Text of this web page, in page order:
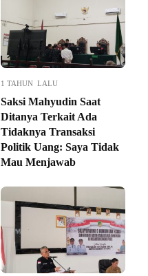
1 TAHUN LALU
Saksi Mahyudin Saat
Ditanya Terkait Ada
Tidaknya Transaksi
Politik Uang: Saya Tidak
Mau Menjawab